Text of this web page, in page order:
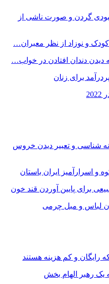
کبودی گردن و صورت ناشی از
27 نماد و نشانه شناسی و تعبیر دیدن خروس